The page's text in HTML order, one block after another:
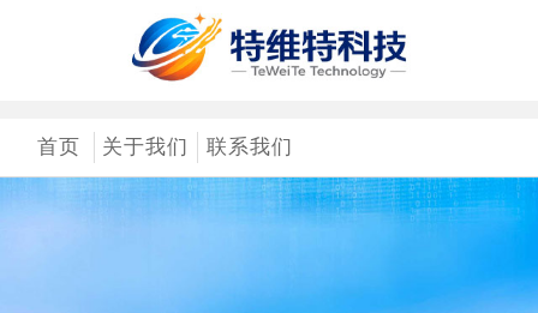
首页 关于我们 联系我们